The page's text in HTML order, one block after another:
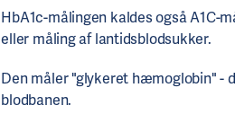
HbA1c-målingen kaldes også A1C-
eller måling af lantidsblodsukker.
Den måler "glykeret hæmoglobin" -
blodbanen.